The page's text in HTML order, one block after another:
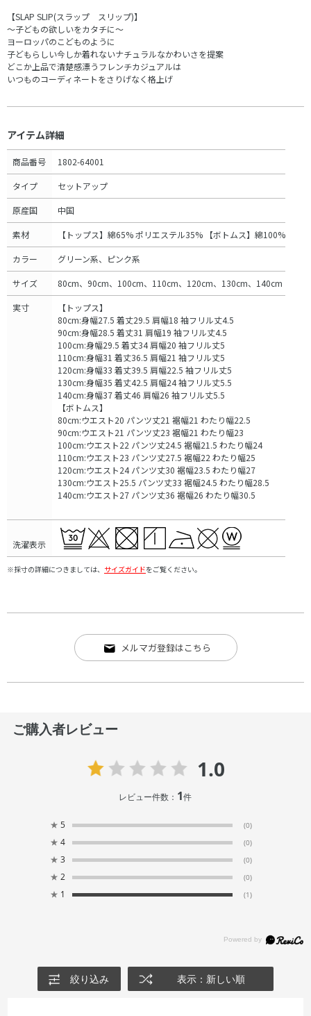
【SLAP SLIP(スラップ スリップ)】
～子どもの欲しいをカタチに～
ヨーロッパのこどものように
子どもらしい今しか着れないナチュラルなかわいさを提案
どこか上品で清楚感漂うフレンチカジュアルは
いつものコーディネートをさりげなく格上げ
アイテム詳細
商品番号 1802-64001
タイプ セットアップ
原産国 中国
素材 【トップス】綿65% ポリエステル35% 【ボトムス】綿100%
カラー グリーン系、ピンク系
サイズ 80cm、90cm、100cm、110cm、120cm、130cm、140cm
実寸
【トップス】
80cm:身幅27.5 着丈29.5 肩幅18 袖フリル丈4.5
90cm:身幅28.5 着丈31 肩幅19 袖フリル丈4.5
100cm:身幅29.5 着丈34 肩幅20 袖フリル丈5
110cm:身幅31 着丈36.5 肩幅21 袖フリル丈5
120cm:身幅33 着丈39.5 肩幅22.5 袖フリル丈5
130cm:身幅35 着丈42.5 肩幅24 袖フリル丈5.5
140cm:身幅37 着丈46 肩幅26 袖フリル丈5.5
【ボトムス】
80cm:ウエスト20 パンツ丈21 裾幅21 わたり幅22.5
90cm:ウエスト21 パンツ丈23 裾幅21 わたり幅23
100cm:ウエスト22 パンツ丈24.5 裾幅21.5 わたり幅24
110cm:ウエスト23 パンツ丈27.5 裾幅22 わたり幅25
120cm:ウエスト24 パンツ丈30 裾幅23.5 わたり幅27
130cm:ウエスト25.5 パンツ丈33 裾幅24.5 わたり幅28.5
140cm:ウエスト27 パンツ丈36 裾幅26 わたり幅30.5
洗濯表示
※採寸の詳細につきましては、 サイズガイドをご覧ください。
メルマガ登録はこちら
ご購入者レビュー
1.0
レビュー件数： 1件
★ 5 (0)
★ 4 (0)
★ 3 (0)
★ 2 (0)
★ 1 (1)
絞り込み 表示：新しい順